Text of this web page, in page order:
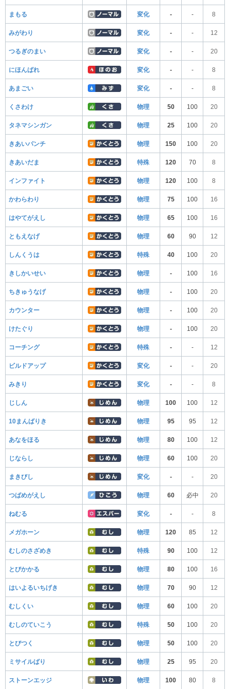
まもる 変化 - - 8
みがわり 変化 - - 12
つるぎのまい 変化 - - 20
にほんばれ 変化 - - 8
あまごい 変化 - - 8
くさわけ 物理 50 100 20
タネマシンガン 物理 25 100 20
きあいパンチ 物理 150 100 20
きあいだま 特殊 120 70 8
インファイト 物理 120 100 8
かわらわり 物理 75 100 16
はやてがえし 物理 65 100 16
ともえなげ 物理 60 90 12
しんくうは 特殊 40 100 20
きしかいせい 物理 - 100 16
ちきゅうなげ 物理 - 100 20
カウンター 物理 - 100 20
けたぐり 物理 - 100 20
コーチング 特殊 - - 12
ビルドアップ 変化 - - 20
みきり 変化 - - 8
じしん 物理 100 100 12
10まんばりき 物理 95 95 12
あなをほる 物理 80 100 12
じならし 物理 60 100 20
まきびし 変化 - - 20
つばめがえし 物理 60 必中 20
ねむる 変化 - - 8
メガホーン 物理 120 85 12
むしのさざめき 特殊 90 100 12
とびかかる 物理 80 100 16
はいよるいちげき 物理 70 90 12
むしくい 物理 60 100 20
むしのていこう 特殊 50 100 20
とびつく 物理 50 100 20
ミサイルばり 物理 25 95 20
ストーンエッジ 物理 100 80 8